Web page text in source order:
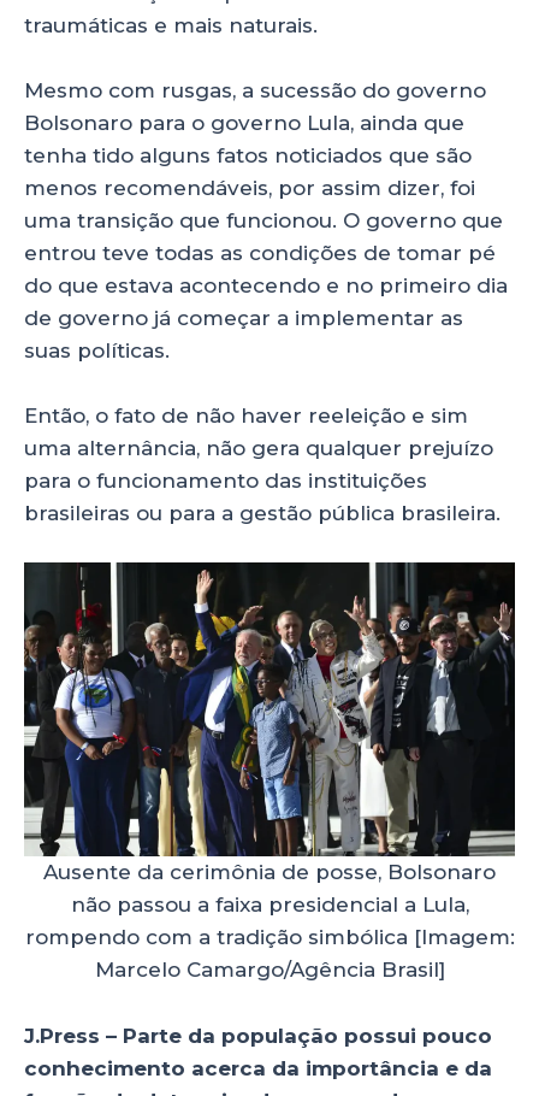
traumáticas e mais naturais.
Mesmo com rusgas, a sucessão do governo
Bolsonaro para o governo Lula, ainda que
tenha tido alguns fatos noticiados que são
menos recomendáveis, por assim dizer, foi
uma transição que funcionou. O governo que
entrou teve todas as condições de tomar pé
do que estava acontecendo e no primeiro dia
de governo já começar a implementar as
suas políticas.
Então, o fato de não haver reeleição e sim
uma alternância, não gera qualquer prejuízo
para o funcionamento das instituições
brasileiras ou para a gestão pública brasileira.
Ausente da cerimônia de posse, Bolsonaro
não passou a faixa presidencial a Lula,
rompendo com a tradição simbólica [Imagem:
Marcelo Camargo/Agência Brasil]
J.Press – Parte da população possui pouco
conhecimento acerca da importância e da